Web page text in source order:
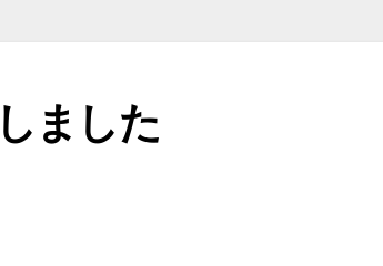
ました